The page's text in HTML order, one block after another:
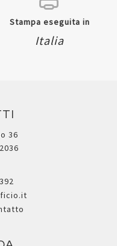
Stampa eseguita in
Italia
36